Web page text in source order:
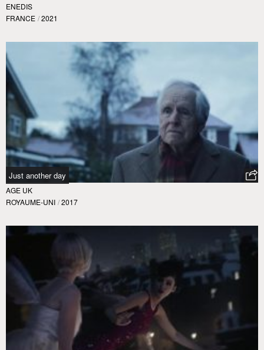
ENEDIS
FRANCE / 2021
Just another day
AGE UK
ROYAUME-UNI / 2017